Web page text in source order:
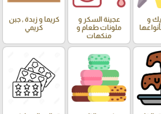
و
عجينة السكر و
ملونات طعام و
منكهات
كريما و زبدة , جبن
كريمي